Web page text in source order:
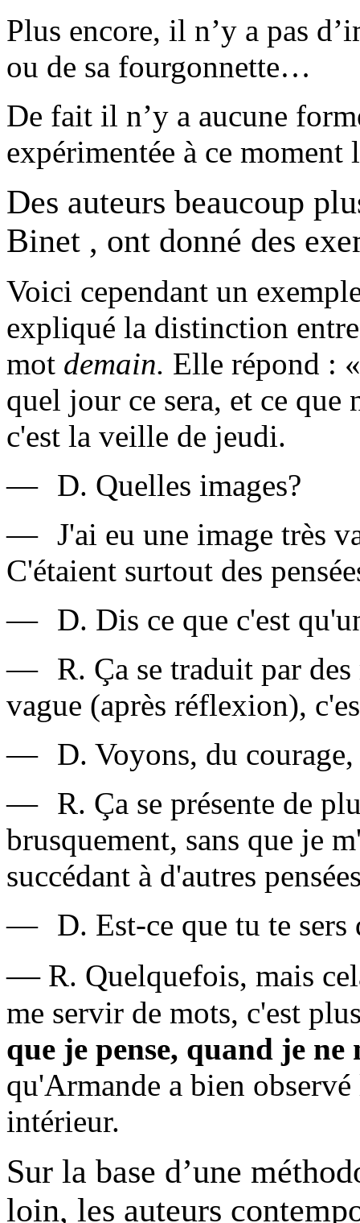
Plus encore, il n’y a pas
ou de sa fourgonnette…
De fait il n’y a aucune
expérimentée à ce moment
Des auteurs beaucoup
Binet , ont donné des
Voici cependant un
expliqué la distinction
mot demain. Elle répond :
quel jour ce sera, et ce que
c'est la veille de jeudi.
— D. Quelles images?
— J'ai eu une image très
C'étaient surtout des
— D. Dis ce que c'est
— R. Ça se traduit par
vague (après réflexion),
— D. Voyons, du
— R. Ça se présente de
brusquement, sans que je
succédant à d'autres
— D. Est-ce que tu te
— R. Quelquefois, mais
me servir de mots, c'est
que je pense, quand je ne
qu'Armande a bien
intérieur.
Sur la base d’une
loin, les auteurs